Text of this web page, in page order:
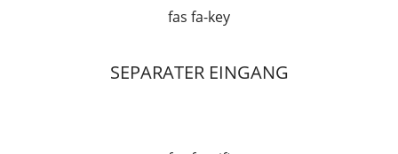
fas fa-key
SEPARATER EINGANG